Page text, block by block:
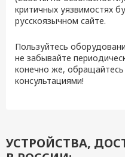
критичных уязвимостях
русскоязычном сайте.
Пользуйтесь
не забывайте
конечно же,
консультациями!
УСТРОЙСТВА,